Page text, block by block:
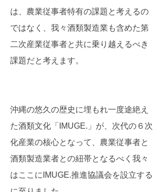
は、農業従事者特有の課題と考えるの
ではなく、我々酒類製造業も含めた第
二次産業従事者と共に乗り越えるべき
課題だと考えます。
沖縄の悠久の歴史に埋もれ一度途絶え
た酒類文化「IMUGE.」が、次代の６次
化産業の核心となって、農業従事者と
酒類製造業者との紐帯となるべく我々
はここにIMUGE.推進協議会を設立する